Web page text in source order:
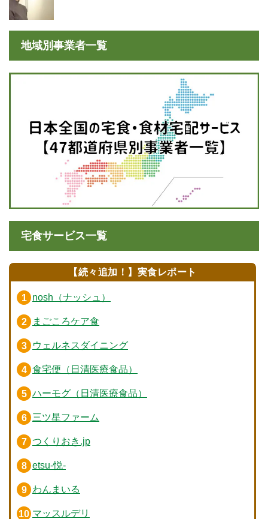
地域別事業者一覧
宅食サービス一覧
【続々追加！】実食レポート
nosh（ナッシュ）
まごころケア食
ウェルネスダイニング
食宅便（日清医療食品）
ハーモグ（日清医療食品）
三ツ星ファーム
つくりおき.jp
etsu-悦-
わんまいる
マッスルデリ